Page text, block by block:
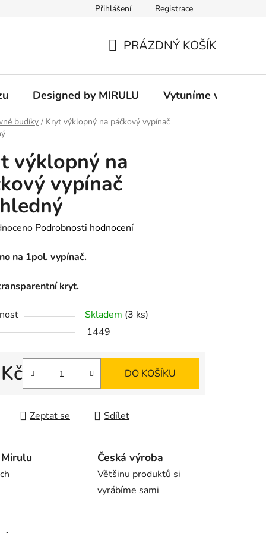
Přihlášení Registrace
KOŠÍK
PRÁZDNÝ KOŠÍK
Designed by MIRULU Vytuníme vám
budíky / Kryt výklopný na páčkový vypínač
výklopný na
vypínač
Podrobnosti hodnocení
na 1pol. vypínač.
kryt.
Skladem (3 ks)
1449
cena:
DO KOŠÍKU
Zeptat se Sdílet
Česká výroba
Většinu produktů si
vyrábíme sami